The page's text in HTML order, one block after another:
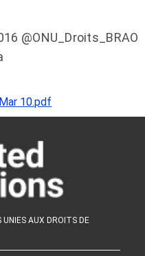
@ONU_Droits_BRAO
10.pdf
AUX DROITS DE